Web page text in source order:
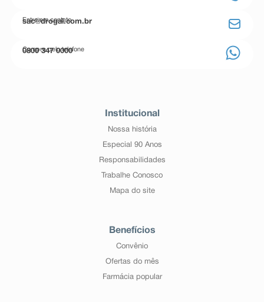
Entre em contato
sac@drogal.com.br
Compre pelo telefone
0800 347 0000
Institucional
Nossa história
Especial 90 Anos
Responsabilidades
Trabalhe Conosco
Mapa do site
Benefícios
Convênio
Ofertas do mês
Farmácia popular